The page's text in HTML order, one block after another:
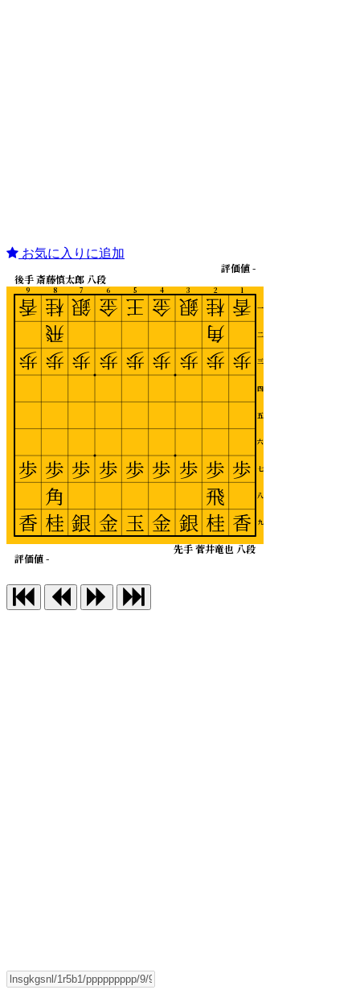
お気に入りに追加
1
2
3
4
5
6
7
8
9
一
二
三
四
五
六
七
八
九
先手 菅井竜也 八段
後手 斎藤慎太郎 八段
評価値 -
評価値 -
香
歩
歩
香
桂
角
歩
歩
飛
桂
銀
歩
歩
銀
金
歩
歩
金
王
歩
歩
玉
金
歩
歩
金
銀
歩
歩
銀
桂
飛
歩
歩
角
桂
香
歩
歩
香